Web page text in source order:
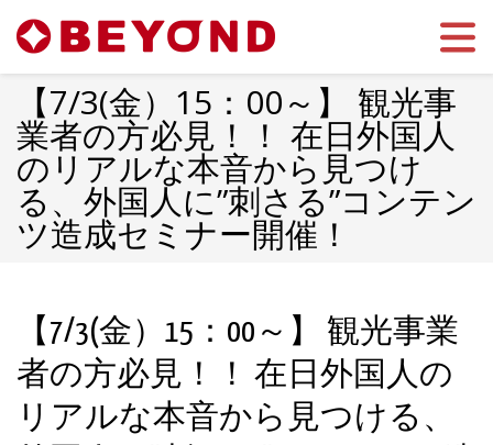
【7/3(金）15：00～】 観光事
業者の方必見！！ 在日外国人
のリアルな本音から見つけ
る、外国人に”刺さる”コンテン
ツ造成セミナー開催！
【7/3(金）15：00～】 観光事業
者の方必見！！ 在日外国人の
リアルな本音から見つける、